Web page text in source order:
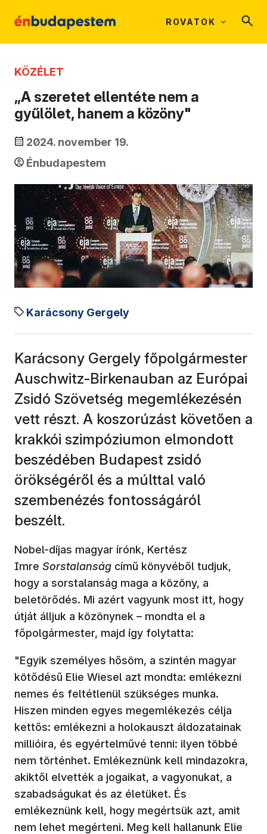
ROVATOK
KÖZÉLET
„A szeretet ellentéte nem a
gyűlölet, hanem a közöny"
2024. november 19.
Énbudapestem
Karácsony Gergely
Karácsony Gergely főpolgármester
Auschwitz-Birkenauban az Európai
Zsidó Szövetség megemlékezésén
vett részt. A koszorúzást követően a
krakkói szimpóziumon elmondott
beszédében Budapest zsidó
örökségéről és a múlttal való
szembenézés fontosságáról
beszélt.
Nobel-díjas magyar írónk, Kertész
Imre Sorstalanság című könyvéből tudjuk,
hogy a sorstalanság maga a közöny, a
beletörődés. Mi azért vagyunk most itt, hogy
útját álljuk a közönynek – mondta el a
főpolgármester, majd így folytatta:
"Egyik személyes hősöm, a szintén magyar
kötődésű Elie Wiesel azt mondta: emlékezni
nemes és feltétlenül szükséges munka.
Hiszen minden egyes megemlékezés célja
kettős: emlékezni a holokauszt áldozatainak
millióira, és egyértelművé tenni: ilyen többé
nem történhet. Emlékeznünk kell mindazokra,
akiktől elvették a jogaikat, a vagyonukat, a
szabadságukat és az életüket. És
emlékeznünk kell, hogy megértsük azt, amit
nem lehet megérteni. Meg kell hallanunk Elie